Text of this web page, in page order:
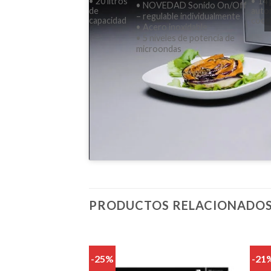
de
capacidad
• NOVEDAD Sonido On/Off
– regulable individualmente
• Acero inoxidable
• 5 niveles de potencia de
microondas
PRODUCTOS RELACIONADOS
-25% -